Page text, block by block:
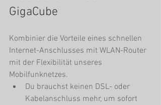
GigaCube
Kombinier die Vorteile eines schnellen
Internet-Anschlusses mit WLAN-Router
mit der Flexibilität unseres
Mobilfunknetzes.
Du brauchst keinen DSL- oder
Kabelanschluss mehr, um sofort